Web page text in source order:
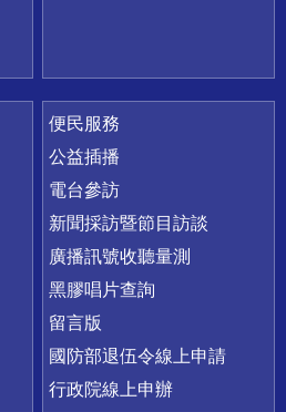
便民服務
公益插播
電台參訪
新聞採訪暨節目訪談
廣播訊號收聽量測
黑膠唱片查詢
留言版
國防部退伍令線上申請
行政院線上申辦